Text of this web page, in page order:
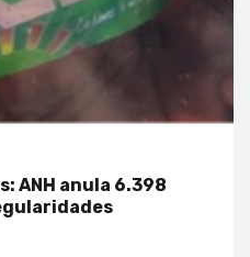
ANH anula 6.398